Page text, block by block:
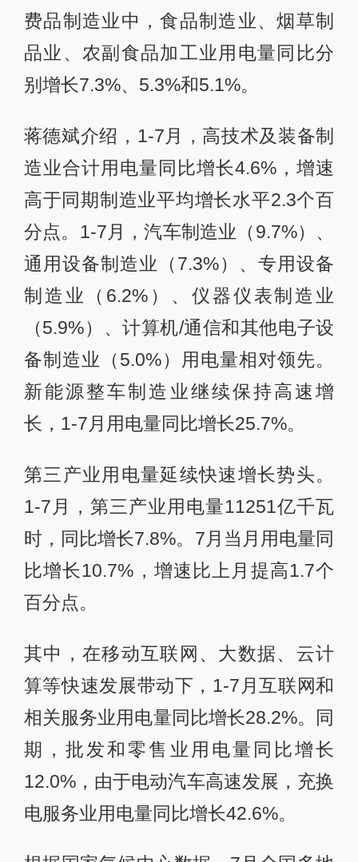
费品制造业中，食品制造业、烟草制
品业、农副食品加工业用电量同比分
别增长7.3%、5.3%和5.1%。
蒋德斌介绍，1-7月，高技术及装备制
造业合计用电量同比增长4.6%，增速
高于同期制造业平均增长水平2.3个百
分点。1-7月，汽车制造业（9.7%）、
通用设备制造业（7.3%）、专用设备
制造业（6.2%）、仪器仪表制造业
（5.9%）、计算机/通信和其他电子设
备制造业（5.0%）用电量相对领先。
新能源整车制造业继续保持高速增
长，1-7月用电量同比增长25.7%。
第三产业用电量延续快速增长势头。
1-7月，第三产业用电量11251亿千瓦
时，同比增长7.8%。7月当月用电量同
比增长10.7%，增速比上月提高1.7个
百分点。
其中，在移动互联网、大数据、云计
算等快速发展带动下，1-7月互联网和
相关服务业用电量同比增长28.2%。同
期，批发和零售业用电量同比增长
12.0%，由于电动汽车高速发展，充换
电服务业用电量同比增长42.6%。